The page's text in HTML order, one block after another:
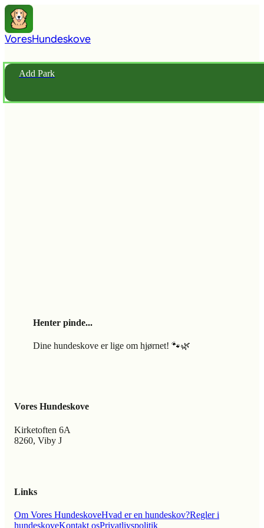
VoresHundeskove
Add Park
Henter pinde...
Dine hundeskove er lige om hjørnet! 🐾🌿
Vores Hundeskove
Kirketoften 6A
8260, Viby J
Links
Om Vores HundeskoveHvad er en hundeskov?Regler i
hundeskoveKontakt osPrivatlivspolitik